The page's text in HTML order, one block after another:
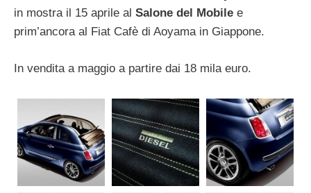
in mostra il 15 aprile al Salone del Mobile e
prim’ancora al Fiat Cafè di Aoyama in Giappone.
In vendita a maggio a partire dai 18 mila euro.